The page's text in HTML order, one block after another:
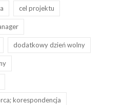
cel projektu
dodatkowy dzień wolny
korespondencja